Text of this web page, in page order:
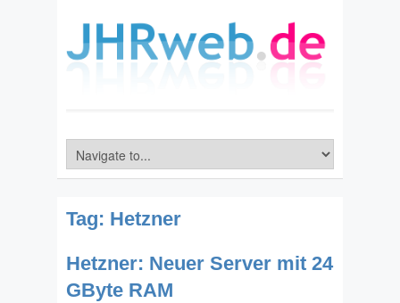
Tag: Hetzner
Hetzner: Neuer Server mit 24
GByte RAM